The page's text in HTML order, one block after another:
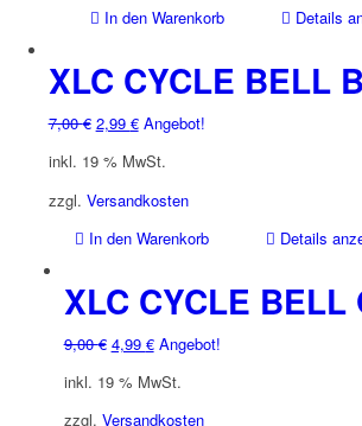
In den Warenkorb
Details
XLC CYCLE BELL
7,00€ Ursprünglicher
war:
7,00 €
2,99 €Aktueller
ist:
2,99 €.
Angebot!
inkl. 19 % MwSt.
zzgl. Versandkosten
In den Warenkorb
Details
XLC CYCLE BELL
9,00€ Ursprünglicher
war:
9,00 €
4,99 €Aktueller
ist:
4,99 €.
Angebot!
inkl. 19 % MwSt.
zzgl. Versandkosten